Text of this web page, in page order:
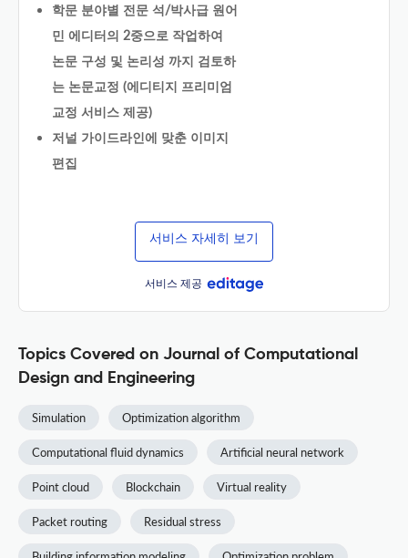
학문 분야별 전문 석/박사급 원어
민 에디터의 2중으로 작업하여
논문 구성 및 논리성 까지 검토하
는 논문교정 (에디티지 프리미엄
교정 서비스 제공)
저널 가이드라인에 맞춘 이미지
편집
서비스 자세히 보기
서비스 제공
Topics Covered on Journal of Computational
Design and Engineering
Simulation Optimization algorithm
Computational fluid dynamics Artificial neural network
Point cloud Blockchain Virtual reality
Packet routing Residual stress